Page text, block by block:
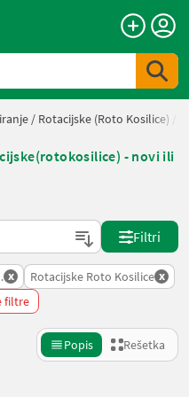
/ Rotacijske (roto Kosilice)
- novi ili
Filtri
x Rotacijske Roto Kosilice x
filtre
Popis Rešetka